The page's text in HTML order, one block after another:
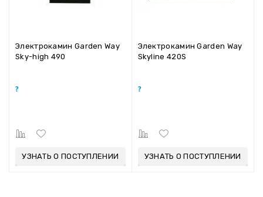
Электрокамин Garden Way
Sky-high 490
УЗНАТЬ О ПОСТУПЛЕНИИ
Электрокамин Garden Way
Skyline 420S
УЗНАТЬ О ПОСТУПЛЕНИИ